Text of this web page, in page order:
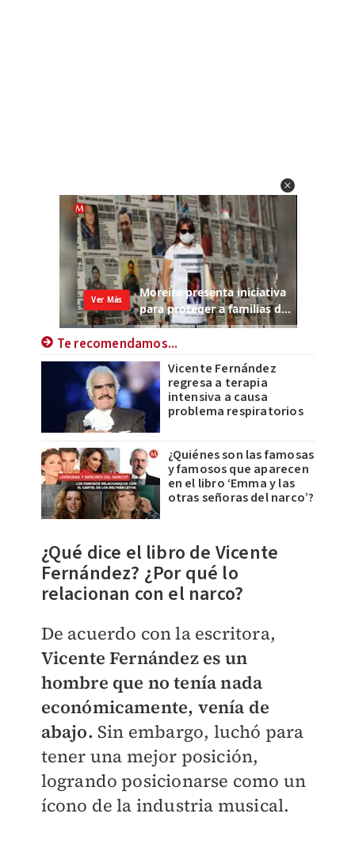
Te recomendamos...
Vicente Fernández
regresa a terapia
intensiva a causa
problema respiratorios
¿Quiénes son las famosas
y famosos que aparecen
en el libro ‘Emma y las
otras señoras del narco’?
¿Qué dice el libro de Vicente
Fernández? ¿Por qué lo
relacionan con el narco?
De acuerdo con la escritora,
Vicente Fernández es un
hombre que no tenía nada
económicamente, venía de
abajo. Sin embargo, luchó para
tener una mejor posición,
logrando posicionarse como un
ícono de la industria musical.